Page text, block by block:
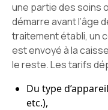
une partie des soins
démarre avant l’âge
traitement établi, un
est envoyé à la
le reste. Les tarifs
Du type
etc.),